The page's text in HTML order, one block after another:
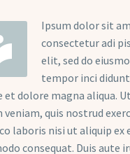
Ipsum dolor sit
consectetur adi
elit, sed do
tempor inci
et dolore magna aliqua.
veniam, quis nostrud
laboris nisi ut aliquip ex
consequat. Duis aute